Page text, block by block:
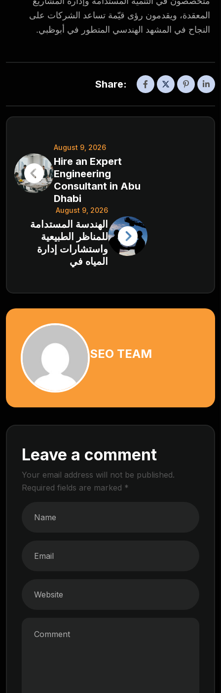
المعقدة، ويقدمون رؤى قيّمة تساعد الشركات على
النجاح في المشهد الهندسي المتطور في أبوظبي.
Share:
August 9, 2026
Hire an Expert
Engineering
Consultant in Abu
Dhabi
August 9, 2026
الهندسة المستدامة
للمناظر الطبيعية
واستشارات إدارة
المياه في
SEO TEAM
Leave a comment
Your email address will not be published.
Required fields are marked *